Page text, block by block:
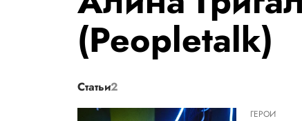
(Peopletalk)
Статьи2
ГЕРОИ